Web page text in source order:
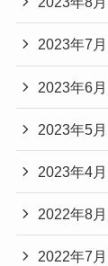
2023年7月
2023年6月
2023年5月
2023年4月
2022年8月
2022年7月